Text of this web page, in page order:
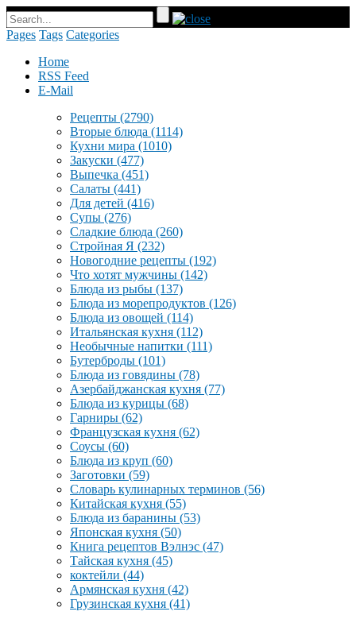
Pages Tags Categories
Home
RSS Feed
E-Mail
Рецепты (2790)
Вторые блюда (1114)
Кухни мира (1010)
Закуски (477)
Выпечка (451)
Салаты (441)
Для детей (416)
Супы (276)
Сладкие блюда (260)
Стройная Я (232)
Новогодние рецепты (192)
Что хотят мужчины (142)
Блюда из рыбы (137)
Блюда из морепродуктов (126)
Блюда из овощей (114)
Итальянская кухня (112)
Необычные напитки (111)
Бутерброды (101)
Блюда из говядины (78)
Азербайджанская кухня (77)
Блюда из курицы (68)
Гарниры (62)
Французская кухня (62)
Соусы (60)
Блюда из круп (60)
Заготовки (59)
Словарь кулинарных терминов (56)
Китайская кухня (55)
Блюда из баранины (53)
Японская кухня (50)
Книга рецептов Вэлнэс (47)
Тайская кухня (45)
коктейли (44)
Армянская кухня (42)
Грузинская кухня (41)